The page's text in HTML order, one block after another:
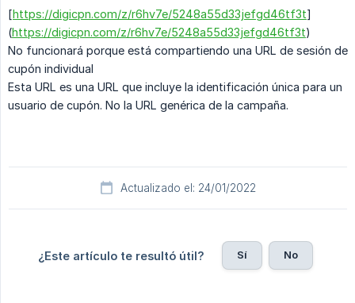
[https://digicpn.com/z/r6hv7e/5248a55d33jefgd46tf3t]
(https://digicpn.com/z/r6hv7e/5248a55d33jefgd46tf3t)
No funcionará porque está compartiendo una URL de sesión de
cupón individual
Esta URL es una URL que incluye la identificación única para un
usuario de cupón. No la URL genérica de la campaña.
Actualizado el: 24/01/2022
¿Este artículo te resultó útil? Sí No